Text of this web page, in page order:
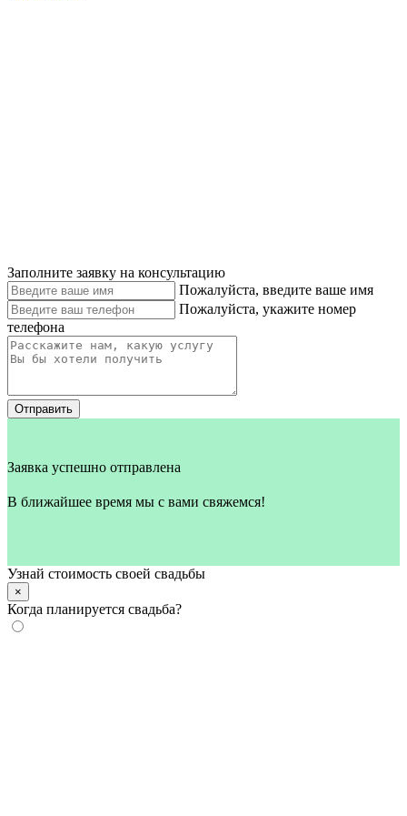
Заполните заявку на консультацию
Пожалуйста, введите ваше имя
Пожалуйста, укажите номер
телефона
Отправить
Заявка успешно отправлена
В ближайшее время мы с вами свяжемся!
Узнай стоимость своей свадьбы
×
Когда планируется свадьба?